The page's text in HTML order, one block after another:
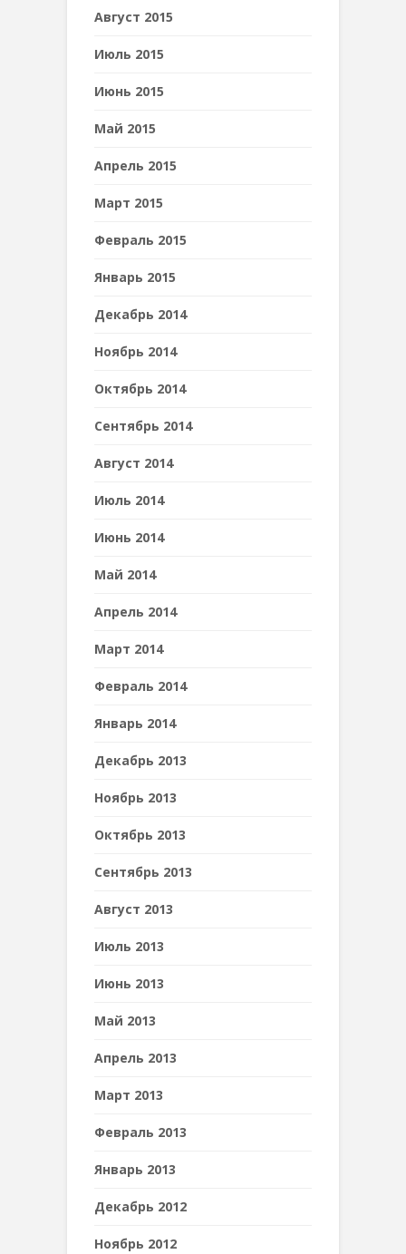
Август 2015
Июль 2015
Июнь 2015
Май 2015
Апрель 2015
Март 2015
Февраль 2015
Январь 2015
Декабрь 2014
Ноябрь 2014
Октябрь 2014
Сентябрь 2014
Август 2014
Июль 2014
Июнь 2014
Май 2014
Апрель 2014
Март 2014
Февраль 2014
Январь 2014
Декабрь 2013
Ноябрь 2013
Октябрь 2013
Сентябрь 2013
Август 2013
Июль 2013
Июнь 2013
Май 2013
Апрель 2013
Март 2013
Февраль 2013
Январь 2013
Декабрь 2012
Ноябрь 2012